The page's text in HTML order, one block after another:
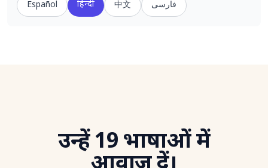
Español
हिन्दी 中文 فارسی
उन्हें 19 भाषाओं में